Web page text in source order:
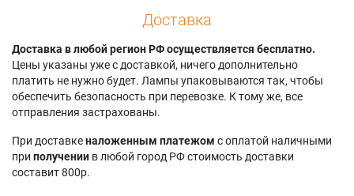
Доставка
Доставка в любой регион РФ осуществляется бесплатно.
Цены указаны уже с доставкой, ничего дополнительно
платить не нужно будет. Лампы упаковываются так, чтобы
обеспечить безопасность при перевозке. К тому же, все
отправления застрахованы.
При доставкеналоженным платежом с оплатой наличными
при получении в любой город РФ стоимость доставки
составит 800р.